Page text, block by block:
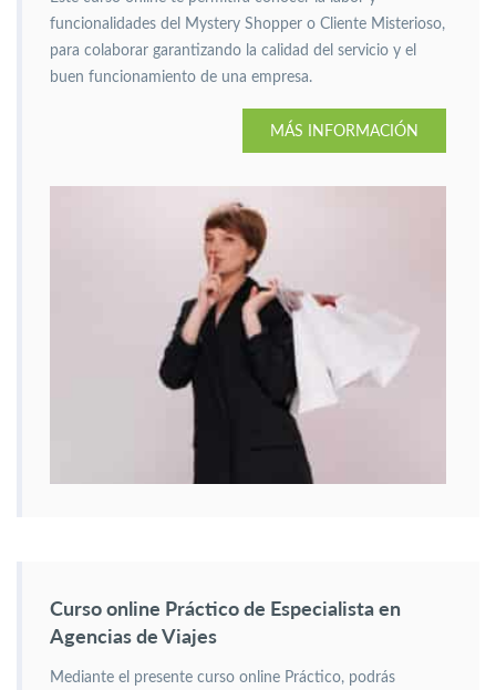
funcionalidades del Mystery Shopper o Cliente Misterioso,
para colaborar garantizando la calidad del servicio y el
buen funcionamiento de una empresa.
MÁS INFORMACIÓN
Curso online Práctico de Especialista en
Agencias de Viajes
Mediante el presente curso online Práctico, podrás